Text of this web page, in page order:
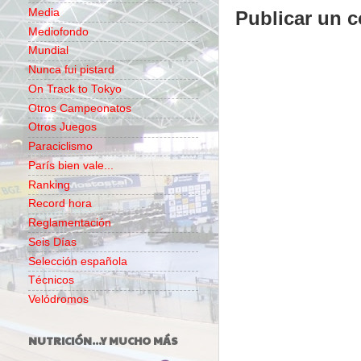
Publicar un
Media
Mediofondo
Mundial
Nunca fui pistard
On Track to Tokyo
Otros Campeonatos
Otros Juegos
Paraciclismo
París bien vale...
Ranking
Record hora
Reglamentación
Seis Días
Selección española
Técnicos
Velódromos
NUTRICIÓN...Y MUCHO MÁS